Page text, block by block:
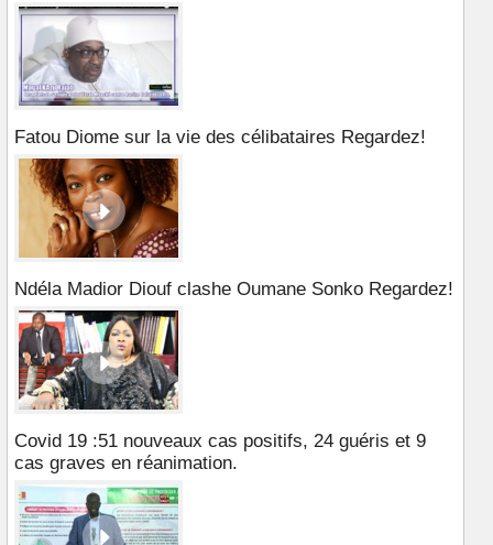
Fatou Diome sur la vie des célibataires Regardez!
Ndéla Madior Diouf clashe Oumane Sonko Regardez!
Covid 19 :51 nouveaux cas positifs, 24 guéris et 9
cas graves en réanimation.